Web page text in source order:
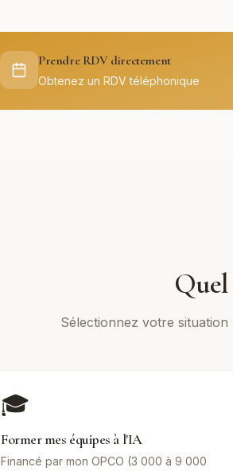
Prendre RDV directement
Obtenez un RDV téléphonique
Sélectionnez votre
🎓
Former mes équipes à l'IA
Financé par mon OPCO (3 000 à 9 000